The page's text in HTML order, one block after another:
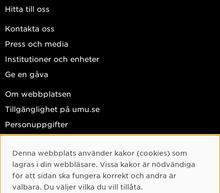
Hitta till oss
Kontakta oss
Press och media
Institutioner och enheter
Ge en gåva
Om webbplatsen
Tillgänglighet på umu.se
Personuppgifter
Facebook
Instagram
TikTok
Cookie-samtycke
Denna webbplats använder kakor (cookies) som
lagras i din webbläsare. Vissa kakor är nödvändiga
för att sidan ska fungera korrekt och andra är
valbara. Du väljer vilka du vill tillåta.